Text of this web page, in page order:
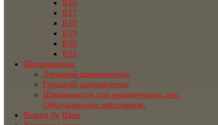
R16
R17
R18
R19
R20
R21
Шиномонтаж
Легковой шиномонтаж
Грузовой шиномонтаж
Шиномонтаж для юридических лиц.
Обслуживание автопарков.
Выкуп бу Шин